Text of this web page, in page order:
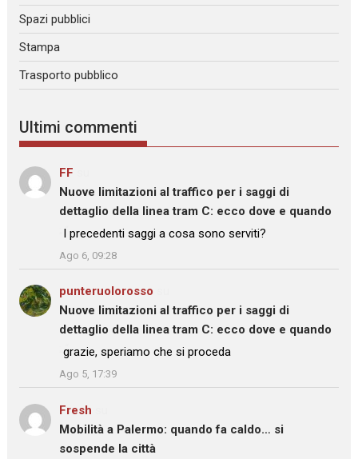
Spazi pubblici
Stampa
Trasporto pubblico
Ultimi commenti
FF
Nuove limitazioni al traffico per i saggi di
dettaglio della linea tram C: ecco dove e quando
: “I precedenti saggi a cosa sono serviti?
Ago 6, 09:28
punteruolorosso
Nuove limitazioni al traffico per i saggi di
dettaglio della linea tram C: ecco dove e quando
: “
grazie, speriamo che si proceda
”
Ago 5, 17:39
Fresh
Mobilità a Palermo: quando fa caldo… si
sospende la città